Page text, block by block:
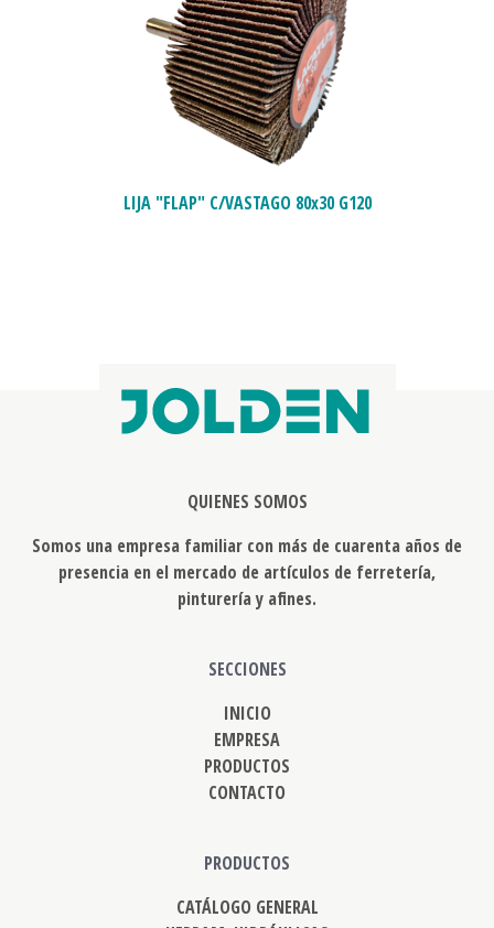
LIJA "FLAP" C/VASTAGO 80x30 G120
QUIENES SOMOS
Somos una empresa familiar con más de cuarenta años de
presencia en el mercado de artículos de ferretería,
pinturería y afines.
SECCIONES
INICIO
EMPRESA
PRODUCTOS
CONTACTO
PRODUCTOS
CATÁLOGO GENERAL